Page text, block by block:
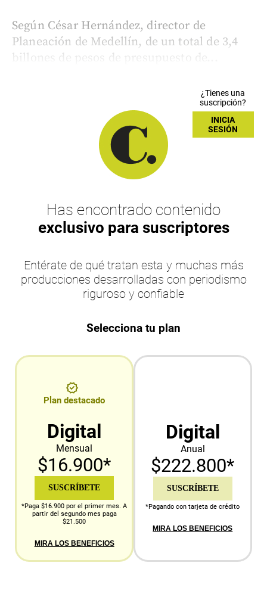
Según César Hernández, director de
Planeación de Medellín, de un total de 3,4
billones de pesos de presupuesto de...
¿Tienes una
suscripción?
INICIA
SESIÓN
Has encontrado contenido
exclusivo para suscriptores
Entérate de qué tratan esta y muchas más
producciones desarrolladas con periodismo
riguroso y confiable
Selecciona tu plan
Plan destacado
Digital
Mensual
$16.900*
SUSCRÍBETE
*Paga $16.900 por el primer mes. A
partir del segundo mes paga
$21.500
MIRA LOS BENEFICIOS
Digital
Anual
$222.800*
SUSCRÍBETE
*Pagando con tarjeta de crédito
MIRA LOS BENEFICIOS